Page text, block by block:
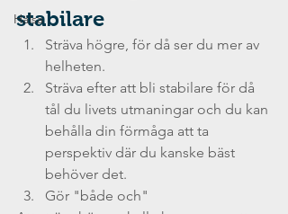
Hälsa
stabilare
Sträva högre, för då ser du mer av
helheten.
Sträva efter att bli stabilare för då
tål du livets utmaningar och du kan
behålla din förmåga att ta
perspektiv där du kanske bäst
behöver det.
Gör "både och"